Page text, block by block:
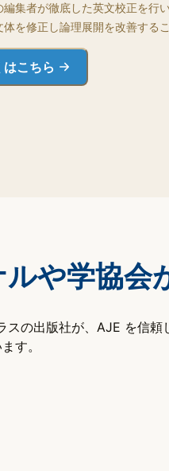
編集者が徹底した英文校正を行
体を修正し論理展開を改善する
こちら
や学協会
の出版社が、AJE を信
す。